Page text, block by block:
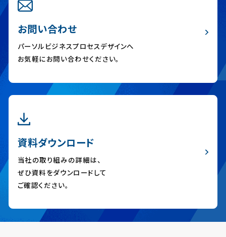
お問い合わせ
パーソルビジネスプロセスデザインへ
お気軽にお問い合わせください。
資料ダウンロード
当社の取り組みの詳細は、
ぜひ資料をダウンロードして
ご確認ください。